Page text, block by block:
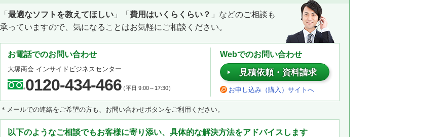
「 最適なソフトを教えてほしい 」「 費用はいくらくらい？ 」などのご相談も
承っていますので、気になることはお気軽にご相談ください。
お電話でのお問い合わせ
大塚商会 インサイドビジネスセンター
0120-434-466（平日 9:00～17:30）
Webでのお問い合わせ
見積依頼・資料請求
お申し込み（購入）サイトへ
＊メールでの連絡をご希望の方も、お問い合わせボタンをご利用ください。
以下のようなご相談でもお客様に寄り添い、具体的な解決方法をアドバイスします